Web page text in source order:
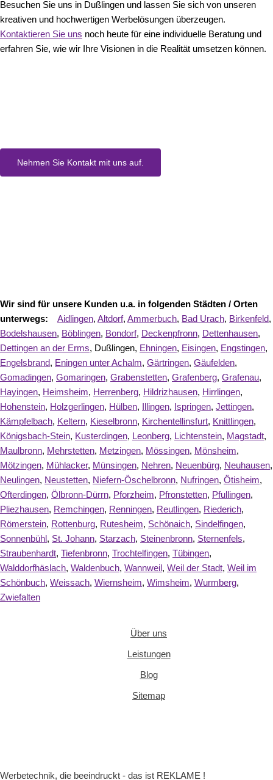
Besuchen Sie uns in Dußlingen und lassen Sie sich von unseren
kreativen und hochwertigen Werbelösungen überzeugen.
Kontaktieren Sie uns noch heute für eine individuelle Beratung und
erfahren Sie, wie wir Ihre Visionen in die Realität umsetzen können.
Nehmen Sie Kontakt mit uns auf.
Wir sind für unsere Kunden u.a. in folgenden Städten / Orten
unterwegs:
Aidlingen, Altdorf, Ammerbuch, Bad Urach, Birkenfeld,
Bodelshausen, Böblingen, Bondorf, Deckenpfronn, Dettenhausen,
Dettingen an der Erms, Dußlingen, Ehningen, Eisingen, Engstingen,
Engelsbrand, Eningen unter Achalm, Gärtringen, Gäufelden,
Gomadingen, Gomaringen, Grabenstetten, Grafenberg, Grafenau,
Hayingen, Heimsheim, Herrenberg, Hildrizhausen, Hirrlingen,
Hohenstein, Holzgerlingen, Hülben, Illingen, Ispringen, Jettingen,
Kämpfelbach, Keltern, Kieselbronn, Kirchentellinsfurt, Knittlingen,
Königsbach-Stein, Kusterdingen, Leonberg, Lichtenstein, Magstadt,
Maulbronn, Mehrstetten, Metzingen, Mössingen, Mönsheim,
Mötzingen, Mühlacker, Münsingen, Nehren, Neuenbürg, Neuhausen,
Neulingen, Neustetten, Niefern-Öschelbronn, Nufringen, Ötisheim,
Ofterdingen, Ölbronn-Dürrn, Pforzheim, Pfronstetten, Pfullingen,
Pliezhausen, Remchingen, Renningen, Reutlingen, Riederich,
Römerstein, Rottenburg, Rutesheim, Schönaich, Sindelfingen,
Sonnenbühl , St. Johann, Starzach, Steinenbronn, Sternenfels,
Straubenhardt, Tiefenbronn, Trochtelfingen, Tübingen,
Walddorfhäslach, Waldenbuch, Wannweil , Weil der Stadt, Weil im
Schönbuch, Weissach, Wiernsheim, Wimsheim, Wurmberg,
Zwiefalten
Über uns
Leistungen
Blog
Sitemap
Werbetechnik, die beeindruckt - das ist REKLAME !